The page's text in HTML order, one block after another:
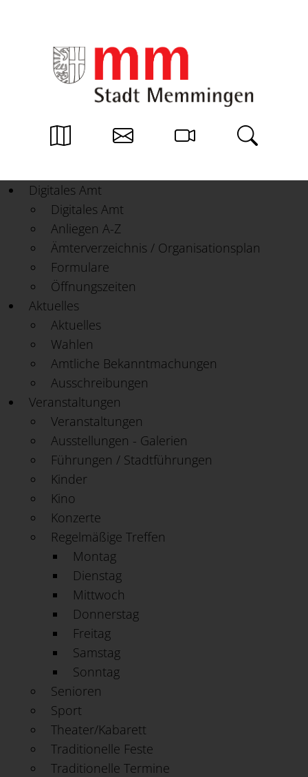
Digitales Amt
Digitales Amt
Anliegen A-Z
Ämterverzeichnis / Organisationsplan
Formulare
Öffnungszeiten
Aktuelles
Aktuelles
Wahlen
Amtliche Bekanntmachungen
Ausschreibungen
Veranstaltungen
Veranstaltungen
Ausstellungen - Galerien
Führungen / Stadtführungen
Kinder
Kino
Konzerte
Regelmäßige Treffen
Montag
Dienstag
Mittwoch
Donnerstag
Freitag
Samstag
Sonntag
Senioren
Sport
Theater/Kabarett
Traditionelle Feste
Traditionelle Termine